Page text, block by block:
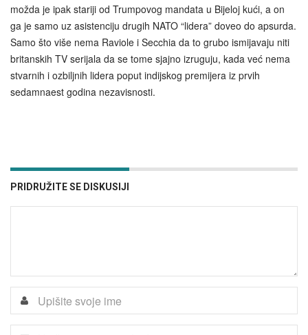
možda je ipak stariji od Trumpovog mandata u Bijeloj kući, a on
ga je samo uz asistenciju drugih NATO “lidera” doveo do apsurda.
Samo što više nema Raviole i Secchia da to grubo ismijavaju niti
britanskih TV serijala da se tome sjajno izruguju, kada već nema
stvarnih i ozbiljnih lidera poput indijskog premijera iz prvih
sedamnaest godina nezavisnosti.
PRIDRUŽITE SE DISKUSIJI